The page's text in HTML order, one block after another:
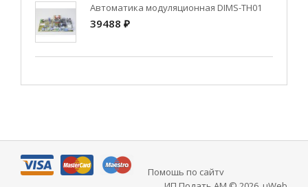
Автоматика модуляционная DIMS-TH01
39488 ₽
Помощь по сайту